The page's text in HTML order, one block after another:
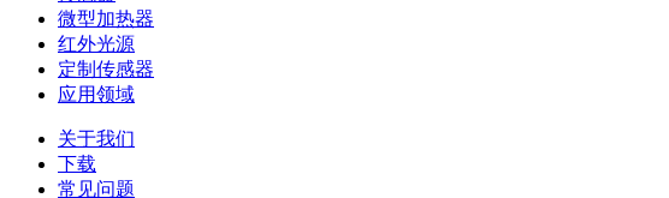
微型加热器
红外光源
定制传感器
应用领域
关于我们
下载
常见问题